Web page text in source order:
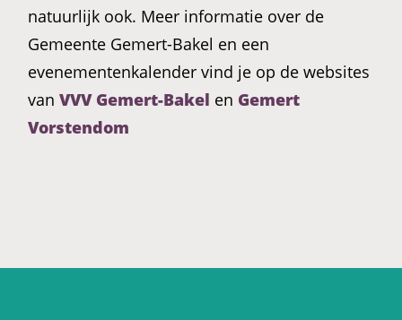
natuurlijk ook. Meer informatie over de
Gemeente Gemert-Bakel en een
evenementenkalender vind je op de websites
vanVVV Gemert-Bakel en Gemert
Vorstendom